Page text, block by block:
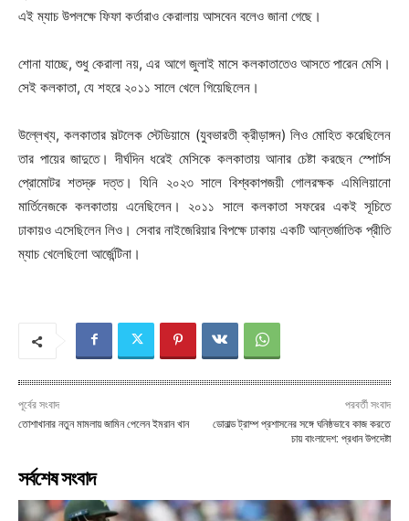
এই ম্যাচ উপলক্ষে ফিফা কর্তারাও কেরালায় আসবেন বলেও জানা গেছে।
শোনা যাচ্ছে, শুধু কেরালা নয়, এর আগে জুলাই মাসে কলকাতাতেও আসতে পারেন মেসি।
সেই কলকাতা, যে শহরে ২০১১ সালে খেলে গিয়েছিলেন।
উল্লেখ্য, কলকাতার সল্টলেক স্টেডিয়ামে (যুবভারতী ক্রীড়াঙ্গন) লিও মোহিত করেছিলেন
তার পায়ের জাদুতে। দীর্ঘদিন ধরেই মেসিকে কলকাতায় আনার চেষ্টা করছেন স্পোর্টস
প্রোমোটর শতদ্রু দত্ত। যিনি ২০২৩ সালে বিশ্বকাপজয়ী গোলরক্ষক এমিলিয়ানো
মার্তিনেজকে কলকাতায় এনেছিলেন। ২০১১ সালে কলকাতা সফরের একই সূচিতে
ঢাকায়ও এসেছিলেন লিও। সেবার নাইজেরিয়ার বিপক্ষে ঢাকায় একটি আন্তর্জাতিক প্রীতি
ম্যাচ খেলেছিলো আর্জেন্টিনা।
পূর্বের সংবাদ
তোশাখানার নতুন মামলায় জামিন পেলেন ইমরান খান
পরবর্তী সংবাদ
ডোনাল্ড ট্রাম্প প্রশাসনের সঙ্গে ঘনিষ্ঠভাবে কাজ করতে
চায় বাংলাদেশ: প্রধান উপদেষ্টা
সর্বশেষ সংবাদ